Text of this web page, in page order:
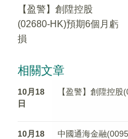
【盈警】創陞控股
(02680-HK)預期6個月虧
損
相關文章
10月18
日
【盈警】創陞控
10月18
中國通海金融